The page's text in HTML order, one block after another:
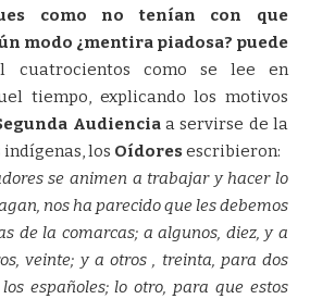
como no tenían con que
modo ¿mentira piadosa? puede
como se lee en
tiempo, explicando los motivos
Audienciaa servirse de la
los Oídoresescribieron:
se animen a trabajar y hacer lo
nos ha parecido que les debemos
de la comarcas; a algunos, diez, y a
veinte; y a otros , treinta, para dos
españoles; lo otro, para que estos